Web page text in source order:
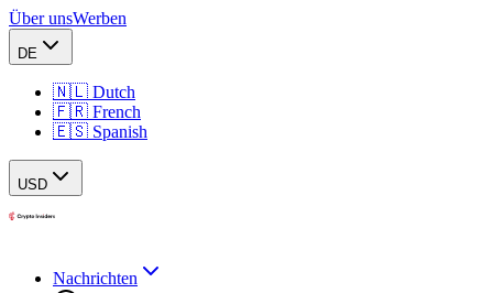
Über unsWerben
DE
🇳🇱 Dutch
🇫🇷 French
🇪🇸 Spanish
USD
Nachrichten